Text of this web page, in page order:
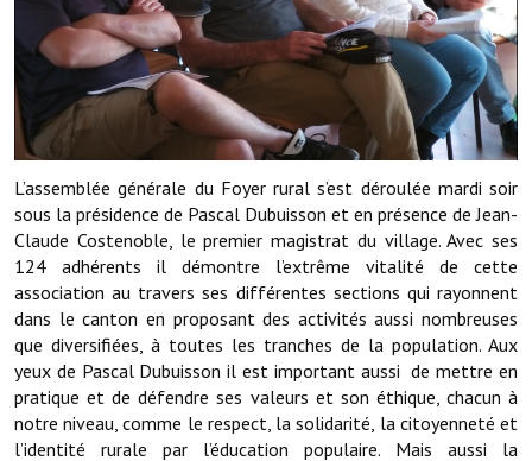
Fêtes et manifestations
Numéros d'urgence
Terrains et maisons à vendre
VOTRE MAIRIE
Elus et agents
L'équipe municipale
Le personnel municipal
Les moyens financiers
Note de synthèse financière
L’assemblée générale du Foyer rural s’est déroulée mardi soir
sous la présidence de Pascal Dubuisson et en présence de Jean-
Claude Costenoble, le premier magistrat du village. Avec ses
124 adhérents il démontre l’extrême vitalité de cette
association au travers ses différentes sections qui rayonnent
dans le canton en proposant des activités aussi nombreuses
que diversifiées, à toutes les tranches de la population. Aux
yeux de Pascal Dubuisson il est important aussi de mettre en
pratique et de défendre ses valeurs et son éthique, chacun à
notre niveau, comme le respect, la solidarité, la citoyenneté et
l’identité rurale par l’éducation populaire. Mais aussi la